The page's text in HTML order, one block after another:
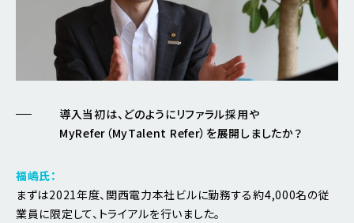
導入当初は、どのようにリファラル採用や
MyRefer（MyTalent Refer）を展開しましたか？
福嶋氏：
まずは2021年度、関西電力本社ビルに勤務する約4,000名の従
業員に限定して、トライアルを行いました。